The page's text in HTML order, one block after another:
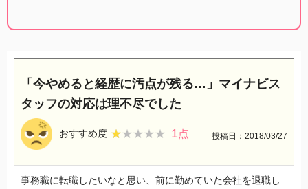
「今やめると経歴に汚点が残る…」マイナビス
タッフの対応は理不尽でした
おすすめ度 ★★★★★
★★★★★ 1点 投稿日：2018/03/27
事務職に転職したいなと思い、前に勤めていた会社を退職し